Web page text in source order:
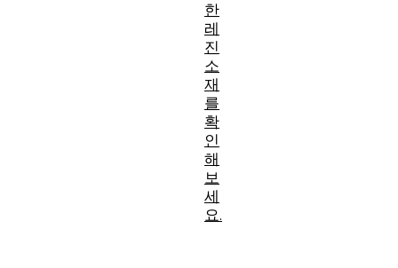
한
레
진
소
재
를
확
인
해
보
세
요.